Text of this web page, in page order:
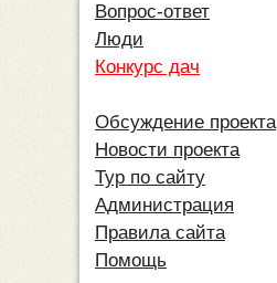
Вопрос-ответ
Люди
Конкурс дач
Обсуждение проекта
Новости проекта
Тур по сайту
Администрация
Правила сайта
Помощь